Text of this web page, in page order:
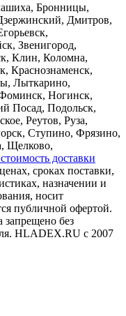
Бронницы,
Дмитров,
Звенигород,
Клин, Коломна,
Краснознаменск,
Лыткарино,
Ногинск,
Посад, Подольск,
Реутов, Руза,
Ступино, Фрязино,
Щелково,
доставки
сроках поставки,
назначении и
носит
публичной офертой.
запрещено без
HLADEX.RU c 2007